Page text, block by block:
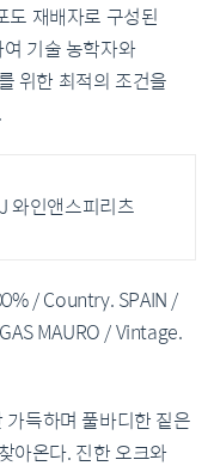
재배자로 구성된
기술 농학자와
위한 최적의 조건을
와인앤스피리츠
/ Country. SPAIN /
MAURO / Vintage.
가득하며 풀바디한 짙은
아온다. 진한 오크와